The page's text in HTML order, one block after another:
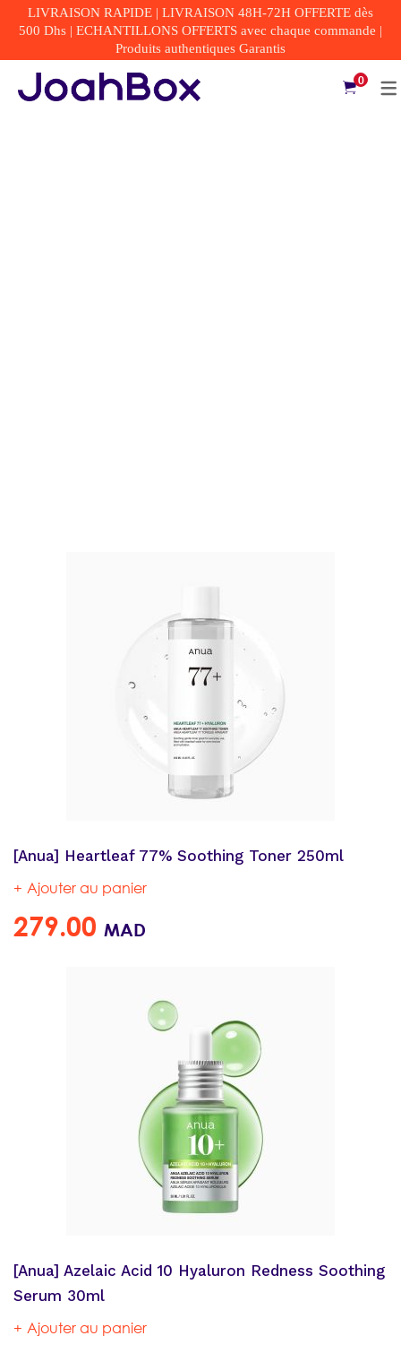
LIVRAISON RAPIDE | LIVRAISON 48H-72H OFFERTE dès
500 Dhs | ECHANTILLONS OFFERTS avec chaque commande |
Produits authentiques Garantis
0
[Anua] Heartleaf 77% Soothing Toner 250ml
Ajouter au panier
279.00 MAD
[Anua] Azelaic Acid 10 Hyaluron Redness Soothing
Serum 30ml
Ajouter au panier